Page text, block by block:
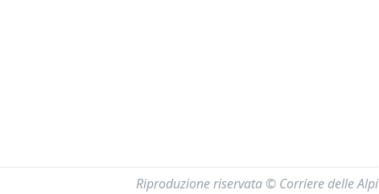
Riproduzione riservata © Corriere delle Alpi